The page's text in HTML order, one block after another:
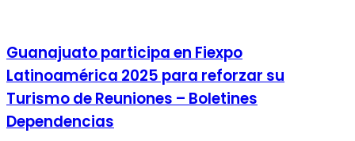
Guanajuato participa en Fiexpo
Latinoamérica 2025 para reforzar su
Turismo de Reuniones – Boletines
Dependencias